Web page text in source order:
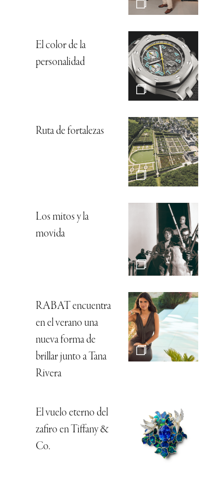
El color de la
personalidad
Ruta de fortalezas
Los mitos y la
movida
RABAT encuentra
en el verano una
nueva forma de
brillar junto a Tana
Rivera
El vuelo eterno del
zafiro en Tiffany &
Co.